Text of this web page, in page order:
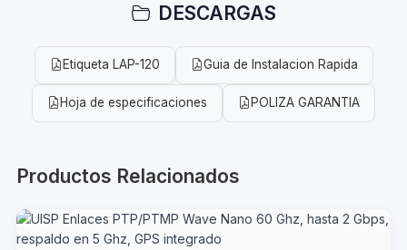
DESCARGAS
Etiqueta LAP-120 Guia de Instalacion Rapida
Hoja de especificaciones POLIZA GARANTIA
Productos Relacionados